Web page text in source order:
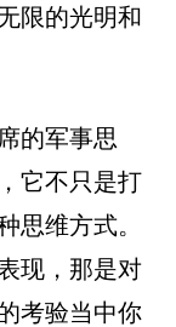
限的光明和
的军事思
它不只是打
思维方式。
现，那是对
考验当中你